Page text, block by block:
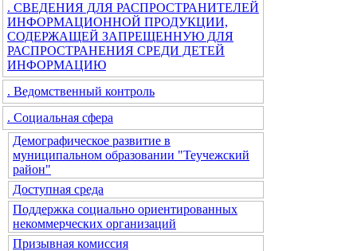
. СВЕДЕНИЯ ДЛЯ РАСПРОСТРАНИТЕЛЕЙ
ИНФОРМАЦИОННОЙ ПРОДУКЦИИ,
СОДЕРЖАЩЕЙ ЗАПРЕЩЕННУЮ ДЛЯ
РАСПРОСТРАНЕНИЯ СРЕДИ ДЕТЕЙ
ИНФОРМАЦИЮ
. Ведомственный контроль
. Социальная сфера
Демографическое развитие в
муниципальном образовании "Теучежский
район"
Доступная среда
Поддержка социально ориентированных
некоммерческих организаций
Призывная комиссия